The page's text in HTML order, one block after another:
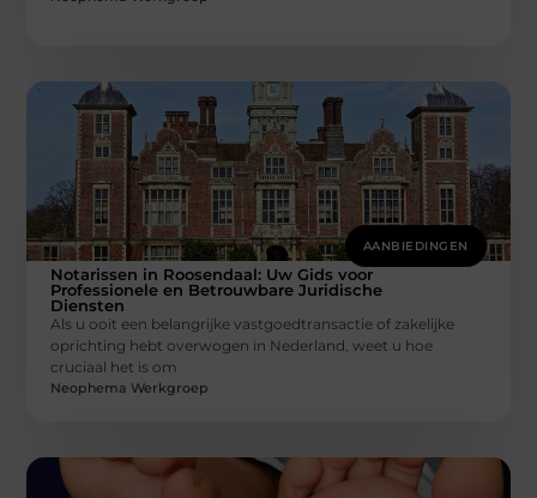
AANBIEDINGEN
Notarissen in Roosendaal: Uw Gids voor
Professionele en Betrouwbare Juridische
Diensten
Als u ooit een belangrijke vastgoedtransactie of zakelijke
oprichting hebt overwogen in Nederland, weet u hoe
cruciaal het is om
Neophema Werkgroep